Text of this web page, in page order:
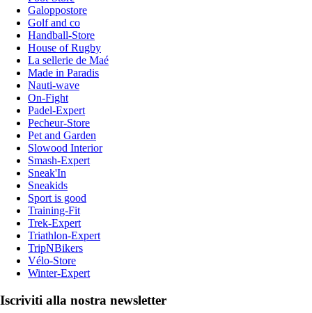
Galoppostore
Golf and co
Handball-Store
House of Rugby
La sellerie de Maé
Made in Paradis
Nauti-wave
On-Fight
Padel-Expert
Pecheur-Store
Pet and Garden
Slowood Interior
Smash-Expert
Sneak'In
Sneakids
Sport is good
Training-Fit
Trek-Expert
Triathlon-Expert
TripNBikers
Vélo-Store
Winter-Expert
Iscriviti alla nostra newsletter